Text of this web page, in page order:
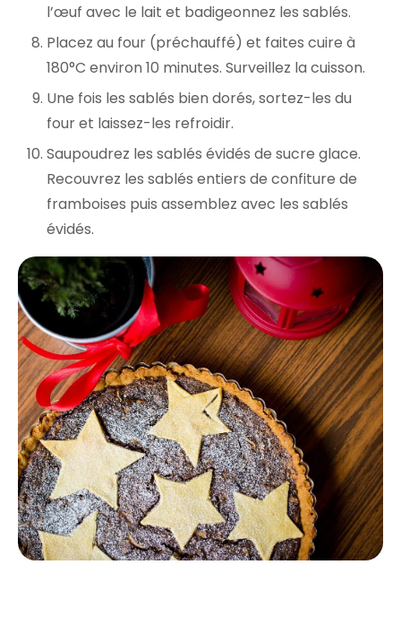
l’œuf avec le lait et badigeonnez les sablés.
Placez au four (préchauffé) et faites cuire à
180°C environ 10 minutes. Surveillez la cuisson.
Une fois les sablés bien dorés, sortez-les du
four et laissez-les refroidir.
Saupoudrez les sablés évidés de sucre glace.
Recouvrez les sablés entiers de confiture de
framboises puis assemblez avec les sablés
évidés.